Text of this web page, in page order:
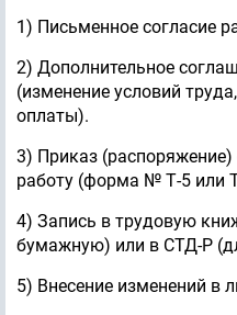
1) Письменное согласие
2) Дополнительное
(изменение условий
оплаты).
3) Приказ
работу (форма № Т-5 или
4) Запись в трудовую
бумажную) или в СТД-Р
5) Внесение изменений в